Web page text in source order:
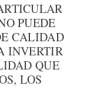
PUEDE
CALIDAD
INVERTIR
QUE
LOS